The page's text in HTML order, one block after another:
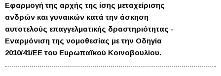
Εφαρμογή της αρχής της ίσης μεταχείρισης
ανδρών και γυναικών κατά την άσκηση
αυτοτελούς επαγγελματικής δραστηριότητας -
Εναρμόνιση της νομοθεσίας με την Οδηγία
2010/41/ΕΕ του Ευρωπαϊκού Κοινοβουλίου.